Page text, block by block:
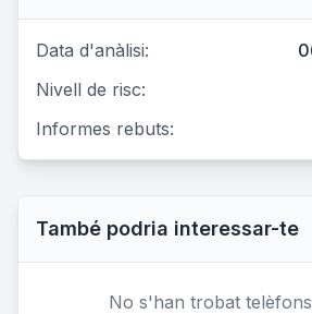
Data d'anàlisi:
Nivell de risc:
Informes rebuts:
També podria interessar-te
No s'han trobat